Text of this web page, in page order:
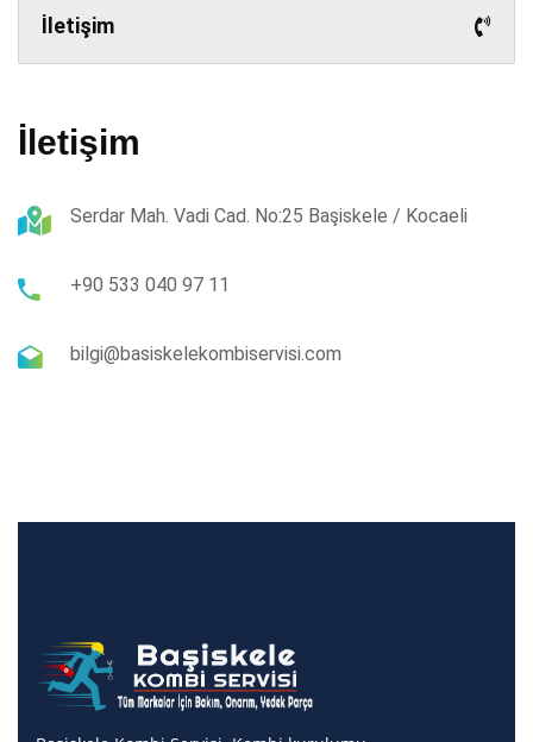
İletişim
İletişim
Serdar Mah. Vadi Cad. No:25 Başiskele / Kocaeli
+90 533 040 97 11
bilgi@basiskelekombiservisi.com